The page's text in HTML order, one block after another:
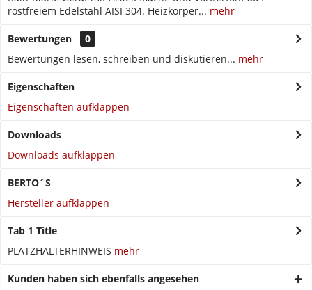
rostfreiem Edelstahl AISI 304. Heizkörper... mehr
Bewertungen
0
Bewertungen lesen, schreiben und diskutieren... mehr
Eigenschaften
Eigenschaften aufklappen
Downloads
Downloads aufklappen
BERTO´S
Hersteller aufklappen
Tab 1 Title
PLATZHALTERHINWEIS mehr
Kunden haben sich ebenfalls angesehen